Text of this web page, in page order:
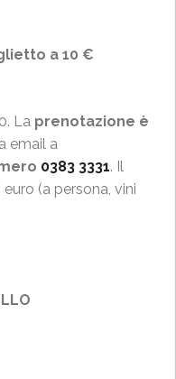
a 10 €
La prenotazione è
email a
0383 3331. Il
(a persona, vini